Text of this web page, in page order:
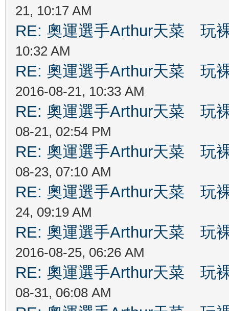
21, 10:17 AM
RE: 奧運選手Arthur天菜 玩
10:32 AM
RE: 奧運選手Arthur天菜 玩
2016-08-21, 10:33 AM
RE: 奧運選手Arthur天菜 玩
08-21, 02:54 PM
RE: 奧運選手Arthur天菜 玩
08-23, 07:10 AM
RE: 奧運選手Arthur天菜 玩
24, 09:19 AM
RE: 奧運選手Arthur天菜 玩
2016-08-25, 06:26 AM
RE: 奧運選手Arthur天菜 玩
08-31, 06:08 AM